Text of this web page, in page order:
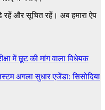
और सूचित रहें। अब हमारा ऐप
में छूट की मांग वाला विधेयक
अगला सुधार एजेंडा: सिसोदिया